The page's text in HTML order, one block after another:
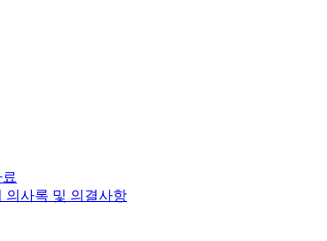
의사록 및 의결사항